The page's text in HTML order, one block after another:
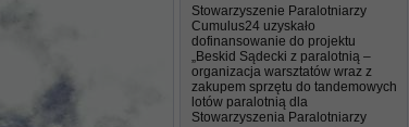
Stowarzyszenie Paralotniarzy
Cumulus24 uzyskało
dofinansowanie do projektu
„Beskid Sądecki z paralotnią –
organizacja warsztatów wraz z
zakupem sprzętu do tandemowych
lotów paralotnią dla
Stowarzyszenia Paralotniarzy